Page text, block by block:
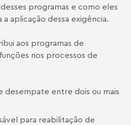
programas e como eles
a aplicação dessa exigência.
aos programas de
nos processos de
desempate entre dois ou mais
para reabilitação de